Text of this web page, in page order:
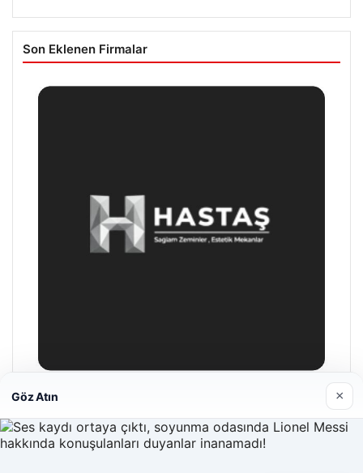
Son Eklenen Firmalar
Enes Kaplan Avukatlık Bürosu
28/04/2026
Göz Atın ×